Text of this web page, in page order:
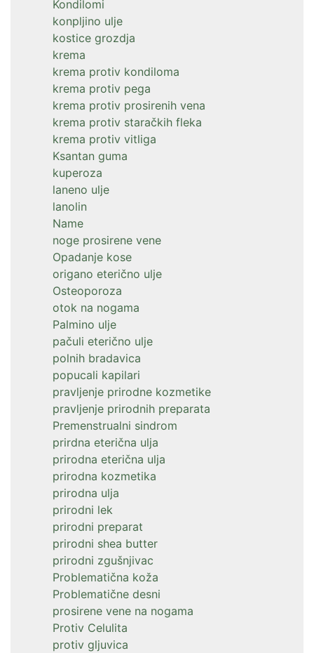
Kondilomi
konpljino ulje
kostice grozdja
krema
krema protiv kondiloma
krema protiv pega
krema protiv prosirenih vena
krema protiv staračkih fleka
krema protiv vitliga
Ksantan guma
kuperoza
laneno ulje
lanolin
Name
noge prosirene vene
Opadanje kose
origano eterično ulje
Osteoporoza
otok na nogama
Palmino ulje
pačuli eterično ulje
polnih bradavica
popucali kapilari
pravljenje prirodne kozmetike
pravljenje prirodnih preparata
Premenstrualni sindrom
prirdna eterična ulja
prirodna eterična ulja
prirodna kozmetika
prirodna ulja
prirodni lek
prirodni preparat
prirodni shea butter
prirodni zgušnjivac
Problematična koža
Problematične desni
prosirene vene na nogama
Protiv Celulita
protiv gljuvica